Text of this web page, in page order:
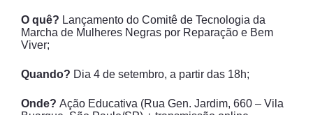
O quê? Lançamento do Comitê de Tecnologia da
Marcha de Mulheres Negras por Reparação e Bem
Viver;
Quando? Dia 4 de setembro, a partir das 18h;
Onde? Ação Educativa (Rua Gen. Jardim, 660 – Vila